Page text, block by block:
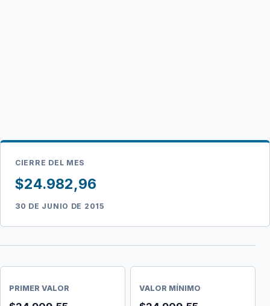
CIERRE DEL MES
$24.982,96
30 DE JUNIO DE 2015
PRIMER VALOR VALOR MÍNIMO